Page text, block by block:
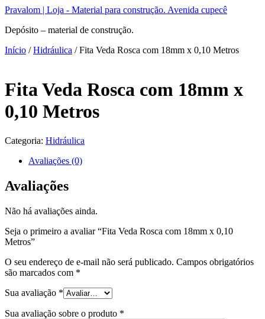
Ir
o
Pravalom | Loja - Material para construção. Avenida cupecê
Depósito – material de construção.
Início /Hidráulica / Fita Veda Rosca com 18mm x 0,10 Metros
Fita Veda Rosca com 18mm x
0,10 Metros
Categoria: Hidráulica
Avaliações (0)
Avaliações
Não há avaliações ainda.
Seja o primeiro a avaliar “Fita Veda Rosca com 18mm x 0,10
Metros”
O seu endereço de e-mail não será publicado. Campos obrigatórios
são marcados com *
Sua avaliação *
Sua avaliação sobre o produto *